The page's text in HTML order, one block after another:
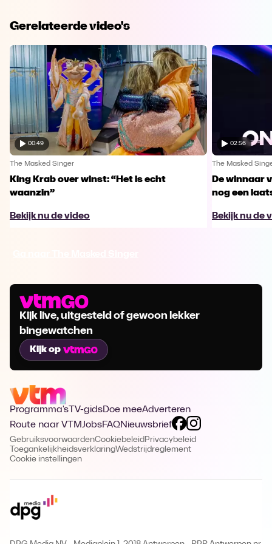
Gerelateerde video's
00:49
The Masked Singer
King Krab over winst: “Het is echt
waanzin”
Bekijk nu de video
02:56
The Masked
De winnaar
nog een
Bekijk nu de
Kijk live, uitgesteld of gewoon lekker
bingewatchen
Kijk op
Programma's TV-gidsDoe meeAdverteren
Route naar VTMJobsFAQNieuwsbrief
GebruiksvoorwaardenCookiebeleid Privacybeleid
ToegankelijkheidsverklaringWedstrijdreglement
Cookie instellingen